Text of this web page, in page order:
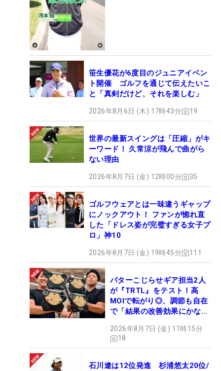
笹生優花が6度目のジュニアイベン
ト開催 ゴルフを通じて伝えたいこ
と「真剣だけど、それを楽しむ」
2026年8月6日 (木) 17時43分 19
世界の最新スイングは「圧縮」がキ
ーワード！ 久常涼が飛んで曲がら
ない理由
2026年8月7日 (金) 12時00分 35
ゴルフウェアとは一味違うギャップ
にノックアウト！ ファンが惚れ直
した「ドレス姿が完璧すぎる女子プ
ロ」神10
2026年8月7日 (金) 19時45分 111
パターこじらせギア担当2人
が『TRTL』をテスト！高
MOIで転がり◎、調節も自在
で「結果の改善効果にかなり
2026年8月7日 (金) 11時15分
18
石川遼は12位発進 杉浦悠太20位/